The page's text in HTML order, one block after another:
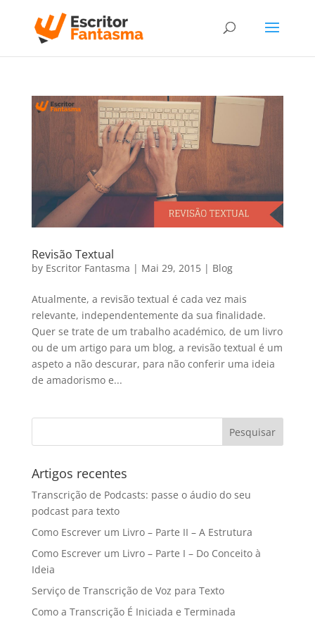
Revisão Textual
by Escritor Fantasma | Mai 29, 2015| Blog
Atualmente, a revisão textual é cada vez mais
relevante, independentemente da sua finalidade.
Quer se trate de um trabalho académico, de um livro
ou de um artigo para um blog, a revisão textual é um
aspeto a não descurar, para não conferir uma ideia
de amadorismo e...
Artigos recentes
Transcrição de Podcasts: passe o áudio do seu
podcast para texto
Como Escrever um Livro – Parte II – A Estrutura
Como Escrever um Livro – Parte I – Do Conceito à
Ideia
Serviço de Transcrição de Voz para Texto
Como a Transcrição É Iniciada e Terminada